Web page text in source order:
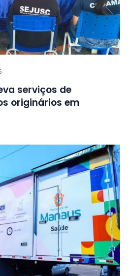
serviços de
originários em